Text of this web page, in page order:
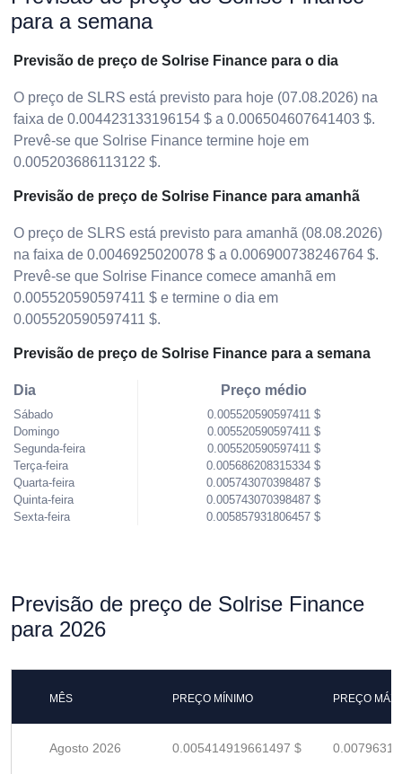
para a semana
Previsão de preço de Solrise Finance para o dia
O preço de SLRS está previsto para hoje (07.08.2026) na
faixa de 0.004423133196154 $ a 0.006504607641403 $.
Prevê-se que Solrise Finance termine hoje em
0.005203686113122 $.
Previsão de preço de Solrise Finance para amanhã
O preço de SLRS está previsto para amanhã (08.08.2026)
na faixa de 0.0046925020078 $ a 0.006900738246764 $.
Prevê-se que Solrise Finance comece amanhã em
0.005520590597411 $ e termine o dia em
0.005520590597411 $.
Previsão de preço de Solrise Finance para a semana
Dia
Sábado
Domingo
Segunda-feira
Terça-feira
Quarta-feira
Quinta-feira
Sexta-feira
Preço médio
0.005520590597411 $
0.005520590597411 $
0.005520590597411 $
0.005686208315334 $
0.005743070398487 $
0.005743070398487 $
0.005857931806457 $
Previsão de preço de Solrise Finance
para 2026
MÊS PREÇO MÍNIMO PREÇO
Agosto 2026 0.005414919661497 $